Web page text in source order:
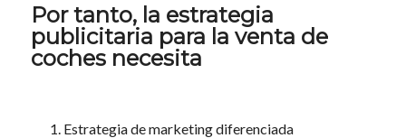
Por tanto, la estrategia
publicitaria para la venta de
coches necesita
Estrategia de marketing diferenciada